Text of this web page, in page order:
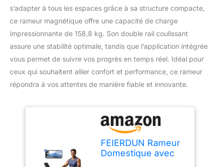
s’adapter à tous les espaces grâce à sa structure compacte,
ce rameur magnétique offre une capacité de charge
impressionnante de 158,8 kg. Son double rail coulissant
assure une stabilité optimale, tandis que l’application intégrée
vous permet de suivre vos progrès en temps réel. Idéal pour
ceux qui souhaitent allier confort et performance, ce rameur
répondra à vos attentes de manière fiable et innovante.
FEIERDUN Rameur
Domestique avec